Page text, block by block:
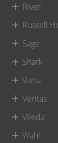
River
Russell
Sage
Shark
Varta
Veritas
Vileda
Wahl